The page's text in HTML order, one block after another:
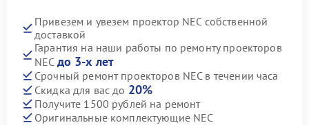
Привезем и увезем проектор NEC собственной
доставкой
Гарантия на наши работы по ремонту проекторов
NEC до 3-х лет
Срочный ремонт проекторов NEC в течении часа
Скидка для вас до 20%
Получите 1500 рублей на ремонт
Оригинальные комплектующие NEC